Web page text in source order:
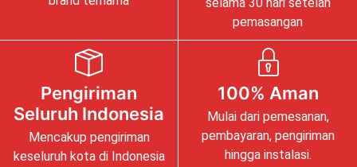
pemasangan
Pengiriman
Seluruh Indonesia
Mencakup pengiriman
keseluruh kota di Indonesia
100% Aman
Mulai dari pemesanan,
pembayaran, pengiriman
hingga instalasi.